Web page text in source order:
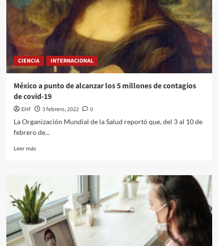
CIENCIA INTERNACIONAL
México a punto de alcanzar los 5 millones de contagios
de covid-19
EHF 3 febrero, 2022
0
La Organización Mundial de la Salud reportó que, del 3 al 10 de
febrero de...
Leer más